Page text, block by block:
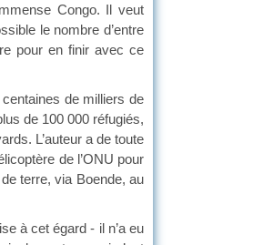
Congo. Il veut
le nombre d’entre
pour en finir avec ce
de milliers de
de 100 000 réfugiés,
L’auteur a de toute
de l’ONU pour
terre, via Boende, au
à cet égard - il n’a eu